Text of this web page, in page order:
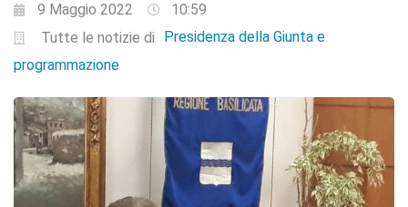
9 Maggio 2022
10:59
Tutte le notizie di
Presidenza della Giunta e
programmazione